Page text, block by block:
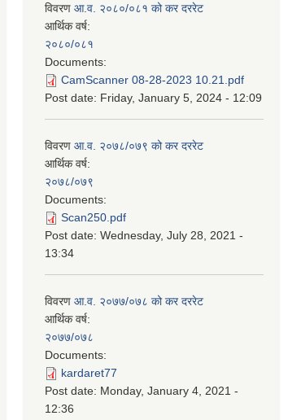
विवरण आ.व. २०८०/०८१ को कर दररेट
आर्थिक वर्ष:
२०८०/०८१
Documents:
CamScanner 08-28-2023 10.21.pdf
Post date: Friday, January 5, 2024 - 12:09
विवरण आ.व. २०७८/०७९ को कर दररेट
आर्थिक वर्ष:
२०७८/०७९
Documents:
Scan250.pdf
Post date: Wednesday, July 28, 2021 -
13:34
विवरण आ.व. २०७७/०७८ को कर दररेट
आर्थिक वर्ष:
२०७७/०७८
Documents:
kardaret77
Post date: Monday, January 4, 2021 -
12:36